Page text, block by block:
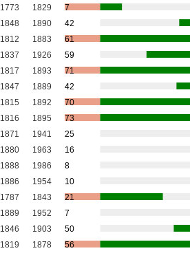
1773 1829
7
1848 1890
42
1812 1883
61
1837 1926
59
1817 1893
71
1847 1889
42
1815 1892
70
1816 1895
73
1871 1941
25
1880 1963
16
1888 1986
8
1886 1954
10
1787 1843
21
1889 1952
7
1846 1903
50
1819 1878
56